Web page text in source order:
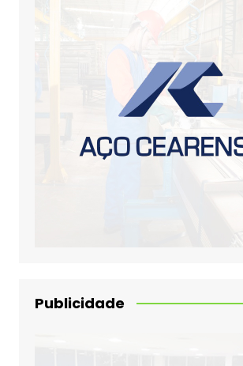
Publicidade